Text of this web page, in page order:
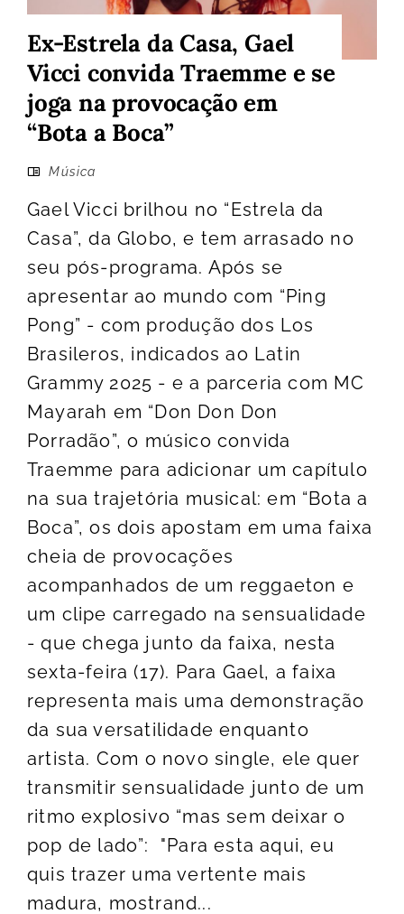
Ex-Estrela da Casa, Gael
Vicci convida Traemme e se
joga na provocação em
“Bota a Boca”
Música
Gael Vicci brilhou no “Estrela da
Casa”, da Globo, e tem arrasado no
seu pós-programa. Após se
apresentar ao mundo com “Ping
Pong” - com produção dos Los
Brasileros, indicados ao Latin
Grammy 2025 - e a parceria com MC
Mayarah em “Don Don Don
Porradão”, o músico convida
Traemme para adicionar um capítulo
na sua trajetória musical: em “Bota a
Boca”, os dois apostam em uma faixa
cheia de provocações
acompanhados de um reggaeton e
um clipe carregado na sensualidade
- que chega junto da faixa, nesta
sexta-feira (17). Para Gael, a faixa
representa mais uma demonstração
da sua versatilidade enquanto
artista. Com o novo single, ele quer
transmitir sensualidade junto de um
ritmo explosivo “mas sem deixar o
pop de lado”: "Para esta aqui, eu
quis trazer uma vertente mais
madura, mostrand...